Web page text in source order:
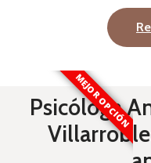
MEJOR OPCIÓN
Psicóloga